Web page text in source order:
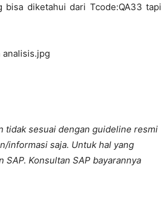
bisa diketahui dari Tcode:QA33 tapi
tidak sesuai dengan guideline resmi
informasi saja. Untuk hal yang
Konsultan SAP bayarannya